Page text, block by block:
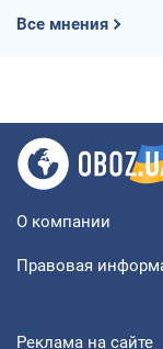
Все мнения
О компании
Правовая
Реклама на сайте